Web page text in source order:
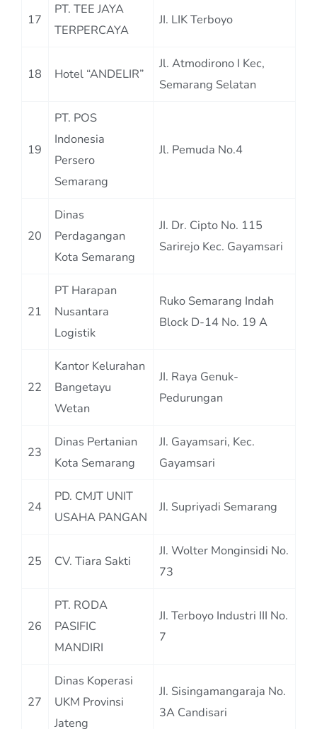
17
PT. TEE JAYA
TERPERCAYA
JI. LIK Terboyo
18 Hotel “ANDELIR”
Jl. Atmodirono I Kec,
Semarang Selatan
19
PT. POS
Indonesia
Persero
Semarang
Jl. Pemuda No.4
20
Dinas
Perdagangan
Kota Semarang
JI. Dr. Cipto No. 115
Sarirejo Kec. Gayamsari
21
PT Harapan
Nusantara
Logistik
Ruko Semarang Indah
Block D-14 No. 19 A
22
Kantor Kelurahan
Bangetayu
Wetan
JI. Raya Genuk-
Pedurungan
23
Dinas Pertanian
Kota Semarang
JI. Gayamsari, Kec.
Gayamsari
24
PD. CMJT UNIT
USAHA PANGAN
JI. Supriyadi Semarang
25 CV. Tiara Sakti
JI. Wolter Monginsidi No.
73
26
PT. RODA
PASIFIC
MANDIRI
JI. Terboyo Industri III No.
7
27
Dinas Koperasi
UKM Provinsi
Jateng
JI. Sisingamangaraja No.
3A Candisari